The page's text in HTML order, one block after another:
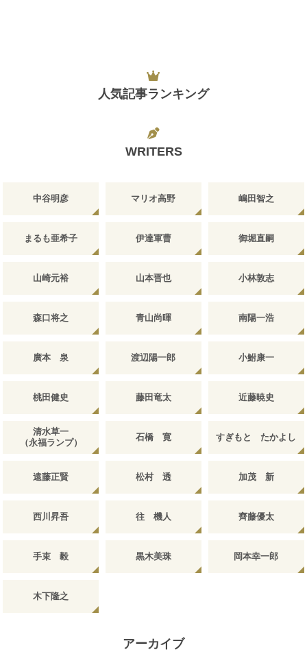
人気記事ランキング
WRITERS
中谷明彦 マリオ高野 嶋田智之
まるも亜希子 伊達軍曹 御堀直嗣
山崎元裕 山本晋也 小林敦志
森口将之 青山尚暉 南陽一浩
廣本 泉 渡辺陽一郎 小鮒康一
桃田健史 藤田竜太 近藤暁史
清水草一
（永福ランプ）
石橋 寛 すぎもと たかよし
遠藤正賢 松村 透 加茂 新
西川昇吾 往 機人 齊藤優太
手束 毅 黒木美珠 岡本幸一郎
木下隆之
アーカイブ